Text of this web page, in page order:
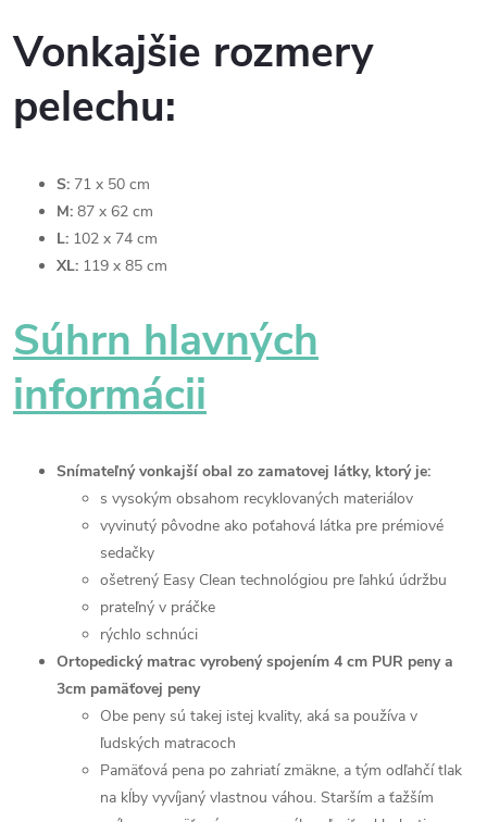
Vonkajšie rozmery
pelechu:
S: 71 x 50 cm
M: 87 x 62 cm
L: 102 x 74 cm
XL: 119 x 85 cm
Súhrn hlavných
informácii
Snímateľný vonkajší obal zo zamatovej látky, ktorý je:
s vysokým obsahom recyklovaných materiálov
vyvinutý pôvodne ako poťahová látka pre prémiové
sedačky
ošetrený Easy Clean technológiou pre ľahkú údržbu
prateľný v práčke
rýchlo schnúci
Ortopedický matrac vyrobený spojením 4 cm PUR peny a
3cm pamäťovej peny
Obe peny sú takej istej kvality, aká sa používa v
ľudských matracoch
Pamäťová pena po zahriatí zmäkne, a tým odľahčí tlak
na kĺby vyvíjaný vlastnou váhou. Starším a ťažším